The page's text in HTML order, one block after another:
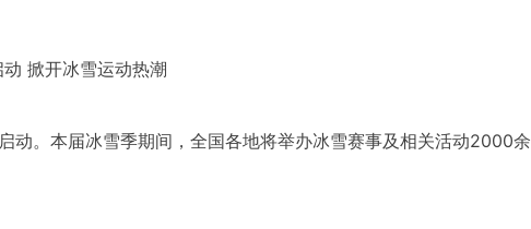
掀开冰雪运动热潮
动。本届冰雪季期间，全国各地将举办冰雪赛事及相关活动2000余